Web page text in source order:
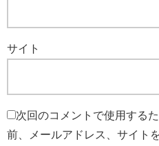
サイト
次回のコメントで使用する
前、メールアドレス、サイト